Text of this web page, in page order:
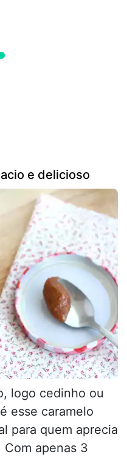
e delicioso
logo cedinho ou
esse caramelo
para quem aprecia
Com apenas 3